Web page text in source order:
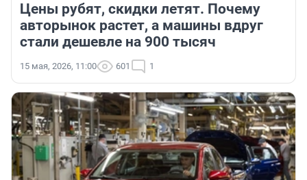
Цены рубят, скидки летят. Почему
авторынок растет, а машины вдруг
стали дешевле на 900 тысяч
15 мая, 2026, 11:00 601 1